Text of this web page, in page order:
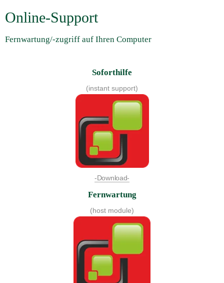
Online-Support
Fernwartung/-zugriff auf Ihren Computer
Soforthilfe
(instant support)
-Download-
Fernwartung
(host module)